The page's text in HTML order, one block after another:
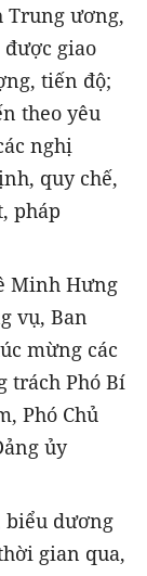
Trung ương,
giao
tiến độ;
theo yêu
nghị
quy chế,
pháp
Minh Hưng
vụ, Ban
mừng các
trách Phó Bí
Phó Chủ
ủy
biểu dương
gian qua,